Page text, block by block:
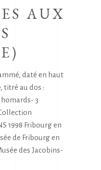
AUX
daté en haut
titré au dos :
homards- 3
1998 Fribourg en
de Fribourg en
des Jacobins-